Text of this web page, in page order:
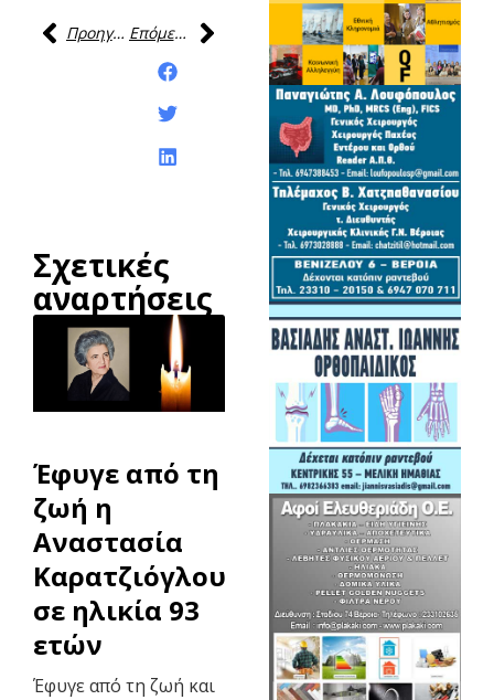
Προηγούμενη
Επόμενη
Σχετικές
αναρτήσεις
Έφυγε από τη
ζωή η
Αναστασία
Καρατζιόγλου
σε ηλικία 93
ετών
Έφυγε από τη ζωή και